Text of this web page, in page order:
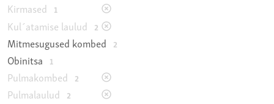
Kirmased 1
Kul´atamise laulud 2
Mitmesugused kombed 2
Obinitsa 1
Pulmakombed 2
Pulmalaulud 2